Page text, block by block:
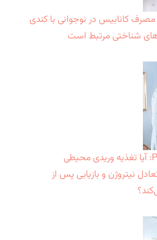
کانابیس در نوجوانی با کندی
شناختی مرتبط است
طرح‌آزمایی PROGAIN: آیا تغذیه وریدی محیطی
نیتروژن و بازیابی پس از